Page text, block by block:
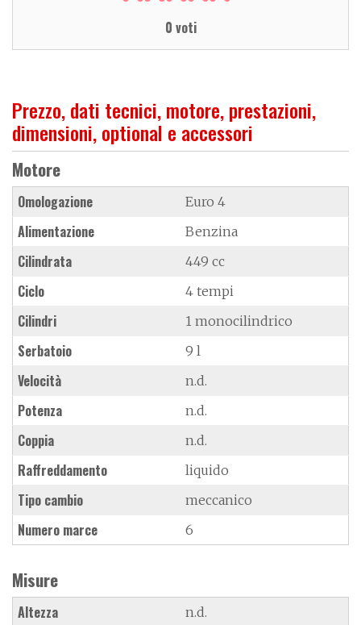
0 voti
Prezzo, dati tecnici, motore, prestazioni,
dimensioni, optional e accessori
Motore
Omologazione Euro 4
Alimentazione Benzina
Cilindrata 449 cc
Ciclo 4 tempi
Cilindri 1 monocilindrico
Serbatoio 9 l
Velocità n.d.
Potenza n.d.
Coppia n.d.
Raffreddamento liquido
Tipo cambio meccanico
Numero marce 6
Misure
Altezza n.d.